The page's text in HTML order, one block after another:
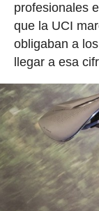
profesionales
que la UCI
obligaban a
llegar a esa